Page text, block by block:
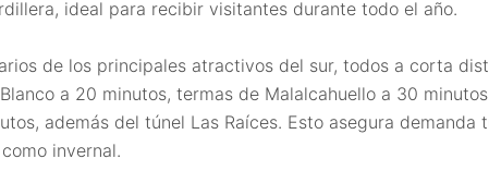
ideal para recibir visitantes durante todo el año.
de los principales atractivos del sur, todos a corta
a 20 minutos, termas de Malalcahuello a 30
además del túnel Las Raíces. Esto asegura demanda
invernal.